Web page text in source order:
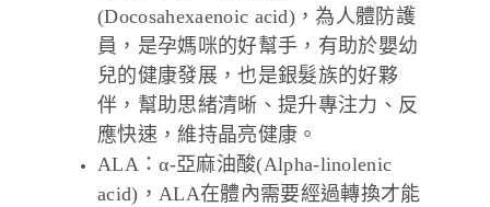
(Docosahexaenoic acid)，為人體防護
員，是孕媽咪的好幫手，有助於嬰幼
兒的健康發展，也是銀髮族的好夥
伴，幫助思緒清晰、提升專注力、反
應快速，維持晶亮健康。
ALA：α-亞麻油酸(Alpha-linolenic
acid)，ALA在體內需要經過轉換才能